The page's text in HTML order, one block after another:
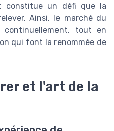
constitue un défi que la
Ainsi, le marché du
continuellement, tout en
qui font la renommée de
et l'art de la